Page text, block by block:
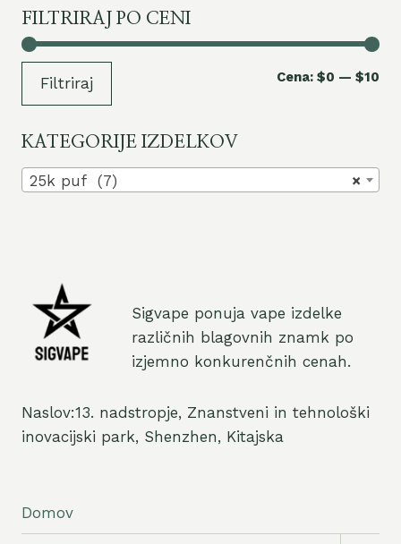
FILTRIRAJ PO CENI
Filtriraj Cena: $0 — $10
KATEGORIJE IZDELKOV
×
25k puf (7)
Sigvape ponuja vape izdelke
različnih blagovnih znamk po
izjemno konkurenčnih cenah.
Naslov:13. nadstropje, Znanstveni in tehnološki
inovacijski park, Shenzhen, Kitajska
Domov